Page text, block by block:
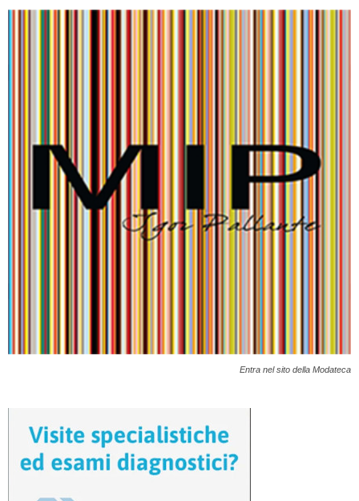
Entra nel sito della Modateca